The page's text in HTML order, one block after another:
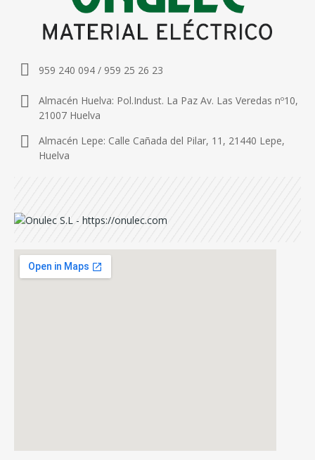
959 240 094 / 959 25 26 23
Almacén Huelva: Pol.Indust. La Paz Av. Las Veredas nº10,
21007 Huelva
Almacén Lepe: Calle Cañada del Pilar, 11, 21440 Lepe,
Huelva